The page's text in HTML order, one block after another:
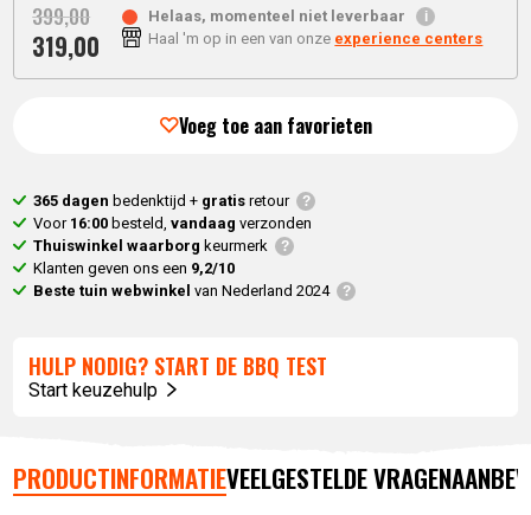
399,00
Oorspronkelijke
prijs
319,00
Huidige
319,00.
Helaas, momenteel niet leverbaar
Haal 'm op in een van onze experience centers
Voeg toe aan favorieten
365 dagen bedenktijd + gratisretour
Voor 16:00 besteld,vandaag verzonden
Thuiswinkel waarborg keurmerk
Klanten geven ons een 9,2/10
Beste tuin webwinkel van Nederland 2024
HULP NODIG? START DE BBQ TEST
Start keuzehulp
PRODUCTINFORMATIEVEELGESTELDE VRAGEN